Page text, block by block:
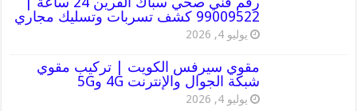
99009522 كشف تسربات وتسليك مجاري
يوليو 4, 2026
مقوي سيرفس الكويت | تركيب مقوي
شبكة الجوال والإنترنت 4G و5G
يوليو 4, 2026